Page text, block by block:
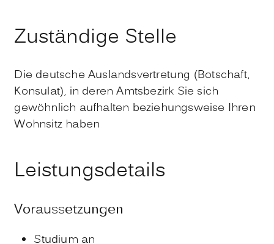
Zuständige Stelle
Die deutsche Auslandsvertretung (Botschaft,
Konsulat), in deren Amtsbezirk Sie sich
gewöhnlich aufhalten beziehungsweise Ihren
Wohnsitz haben
Leistungsdetails
Voraussetzungen
Studium an